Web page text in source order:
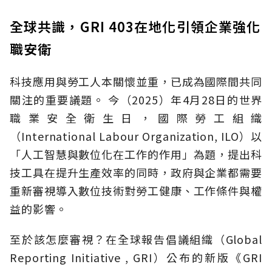
全球共識，GRI 403在地化引領企業強化
職安衛
科技應用與勞工人本關懷並重，已成為國際間共同
關注的重要議題。 今（2025）年4月28日的世界
職業安全衛生日，國際勞工組織
（International Labour Organization, ILO）以
「人工智慧與數位化在工作的作用」為題，提出科
技工具在提升生產效率的同時，政府與企業都需要
重新審視導入數位技術對勞工健康、工作條件與權
益的影響。
至於該怎麼審視？在全球報告倡議組織（Global
Reporting Initiative , GRI）公布的新版《GRI